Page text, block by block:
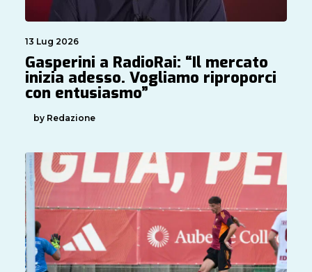
13 Lug 2026
Gasperini a RadioRai: “Il mercato
inizia adesso. Vogliamo riproporci
con entusiasmo”
by Redazione